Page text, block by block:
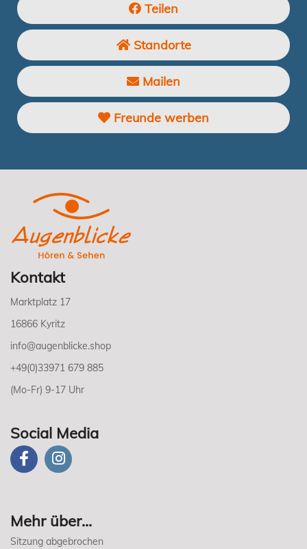
Teilen
Standorte
Mailen
Freunde werben
Kontakt
Marktplatz 17
16866 Kyritz
info@augenblicke.shop
+49(0)33971 679 885
(Mo-Fr) 9-17 Uhr
Social Media
Mehr über...
Sitzung abgebrochen